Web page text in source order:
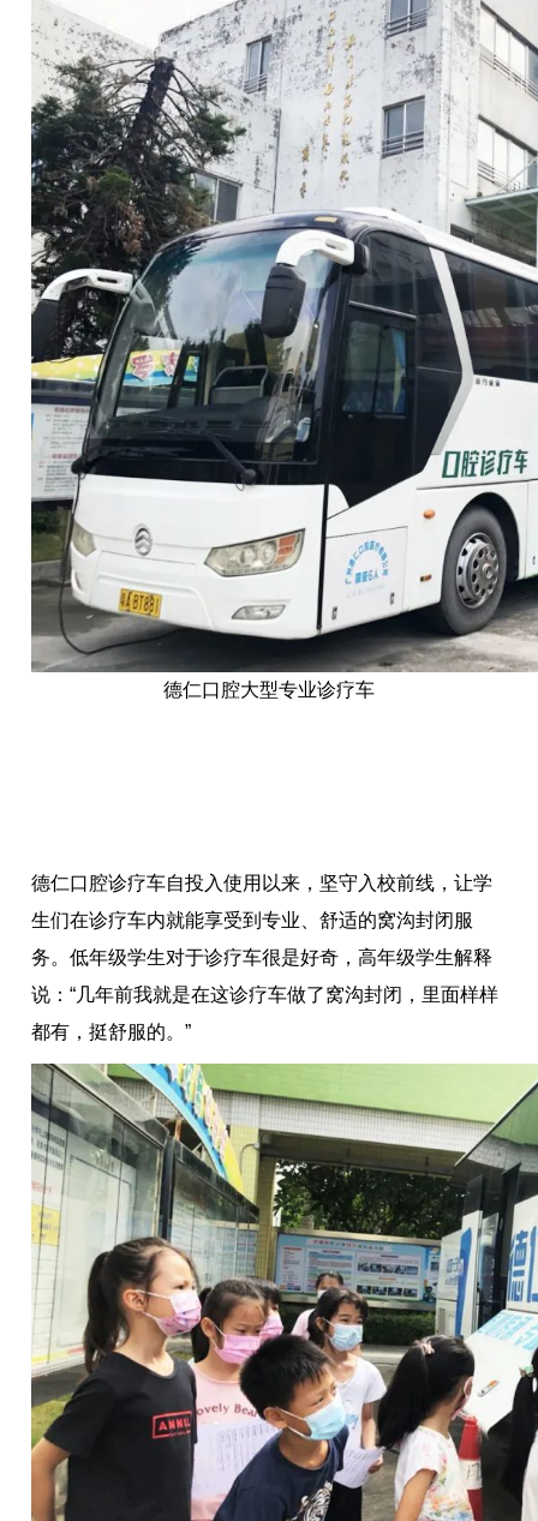
德仁口腔大型专业诊疗车
德仁口腔诊疗车自投入使用以来，坚守入校前线，让学
生们在诊疗车内就能享受到专业、舒适的窝沟封闭服
务。低年级学生对于诊疗车很是好奇，高年级学生解释
说：“几年前我就是在这诊疗车做了窝沟封闭，里面样样
都有，挺舒服的。”